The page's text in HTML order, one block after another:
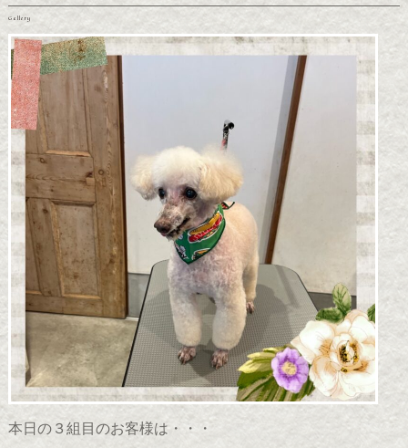
Gallery
本日の３組目のお客様は・・・